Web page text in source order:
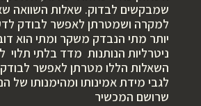
שמבקשים לבדוק. שאלות השוואה
למקרה ושמטרתן לאפשר לבודק
יותר מתי הנבדק משקר ומתי הוא
ניטרליות הנותנות מדד בלתי
השאלות הללו מטרתן לאפשר
לגבי מידת אמינותו ומהימנותו של
שרושם המכשיר